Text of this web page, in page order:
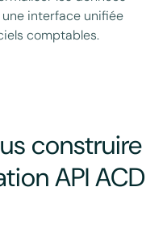
interface unifiée
comptables.
construire
API ACD